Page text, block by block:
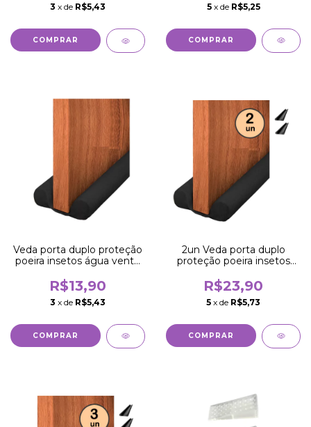
3 x de R$5,43 5 x de R$5,25
Veda porta duplo proteção
poeira insetos água vento
R$13,90
3 x de R$5,43
2un Veda porta duplo
proteção poeira insetos
R$23,90
5 x de R$5,73